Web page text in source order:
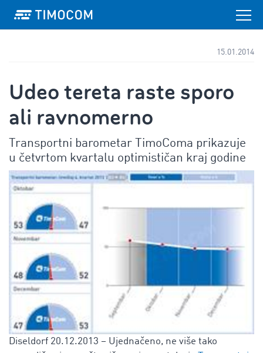
15.01.2014
Udeo tereta raste sporo
ali ravnomerno
Transportni barometar TimoComa prikazuje
u četvrtom kvartalu optimističan kraj godine
Diseldorf 20.12.2013 – Ujednačeno, ne više tako